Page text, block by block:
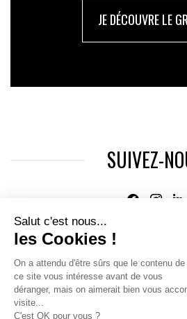
JE DÉCOUVRE LE
SUIVEZ-